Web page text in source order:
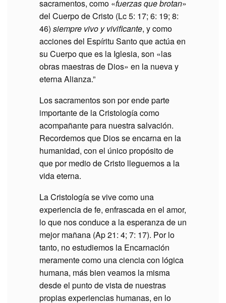
sacramentos, como «fuerzas que brotan»
del Cuerpo de Cristo (Lc 5: 17; 6: 19; 8:
46) siempre vivo y vivificante, y como
acciones del Espíritu Santo que actúa en
su Cuerpo que es la Iglesia, son «las
obras maestras de Dios» en la nueva y
eterna Alianza.”
Los sacramentos son por ende parte
importante de la Cristología como
acompañante para nuestra salvación.
Recordemos que Dios se encarna en la
humanidad, con el único propósito de
que por medio de Cristo lleguemos a la
vida eterna.
La Cristología se vive como una
experiencia de fe, enfrascada en el amor,
lo que nos conduce a la esperanza de un
mejor mañana (Ap 21: 4; 7: 17). Por lo
tanto, no estudiemos la Encarnación
meramente como una ciencia con lógica
humana, más bien veamos la misma
desde el punto de vista de nuestras
propias experiencias humanas, en lo